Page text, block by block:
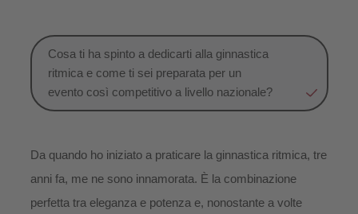
Cosa ti ha spinto a dedicarti alla ginnastica
ritmica e come ti sei preparata per un
evento così competitivo a livello nazionale?
Da quando ho iniziato a praticare la ginnastica ritmica, tre
anni fa, me ne sono innamorata. È la combinazione
perfetta tra eleganza e potenza e, nonostante a volte